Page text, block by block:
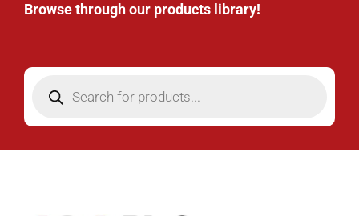
Browse through our products library!